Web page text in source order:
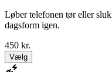
Løber telefonen tør eller
dagsform igen.
450 kr.
Vælg